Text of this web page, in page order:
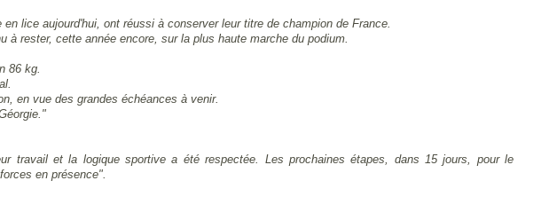
lice aujourd'hui, ont réussi à conserver leur titre de champion de France.
rester, cette année encore, sur la plus haute marche du podium.
86 kg.
en vue des grandes échéances à venir.
travail et la logique sportive a été respectée. Les prochainesétapes, dans 15 jours, pour le
en présence".